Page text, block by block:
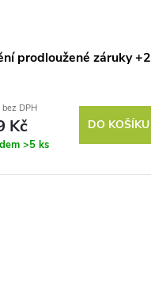
prodloužené záruky +2
DPH
Kč
>5 ks
DO KOŠÍKU